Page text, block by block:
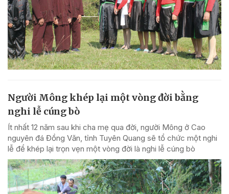
Người Mông khép lại một vòng đời bằng
nghi lễ cúng bò
Ít nhất 12 năm sau khi cha mẹ qua đời, người Mông ở Cao
nguyên đá Đồng Văn, tỉnh Tuyên Quang sẽ tổ chức một nghi
lễ để khép lại trọn vẹn một vòng đời là nghi lễ cúng bò